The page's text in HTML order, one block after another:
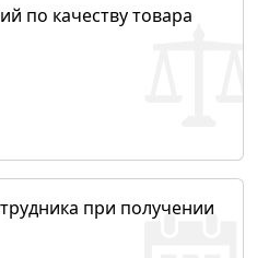
по качеству товара
при получении